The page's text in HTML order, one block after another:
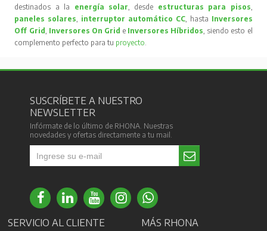
destinados a la energía solar , desde estructuras para pisos
paneles solares
interruptor automático CC, hasta Inversores
Off Grid Inversores On Grid e Inversores Híbridos , siendo esto el
complemento perfecto para tu proyecto
SUSCRÍBETE A NUESTRO
NEWSLETTER
Infórmate de lo último de RHONA. Nuestras
novedades y ofertas directamente a tu mail.
SERVICIO AL CLIENTE MÁS RHONA